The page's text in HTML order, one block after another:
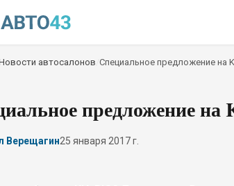
автосалонов Специальное предложение на
предложение на
Верещагин25 января 2017 г.